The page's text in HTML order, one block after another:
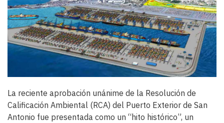
La reciente aprobación unánime de la Resolución de
Calificación Ambiental (RCA) del Puerto Exterior de San
Antonio fue presentada como un “hito histórico”, un